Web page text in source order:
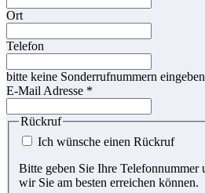
Ort
Telefon
bitte keine Sonderrufnummern eingeben
E-Mail Adresse *
Rückruf
Ich wünsche einen Rückruf
Bitte geben Sie Ihre Telefonnummer
wir Sie am besten erreichen können.